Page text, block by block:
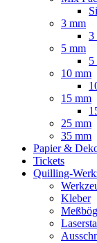
3 mm
3
5 mm
5
10 mm
15 mm
25 mm
35 mm
Papier &
Tickets
Quilling-
Kleber